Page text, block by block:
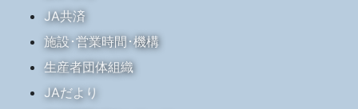
JA共済
施設･営業時間･機構
生産者団体組織
JAだより